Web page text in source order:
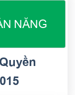
NĂNG